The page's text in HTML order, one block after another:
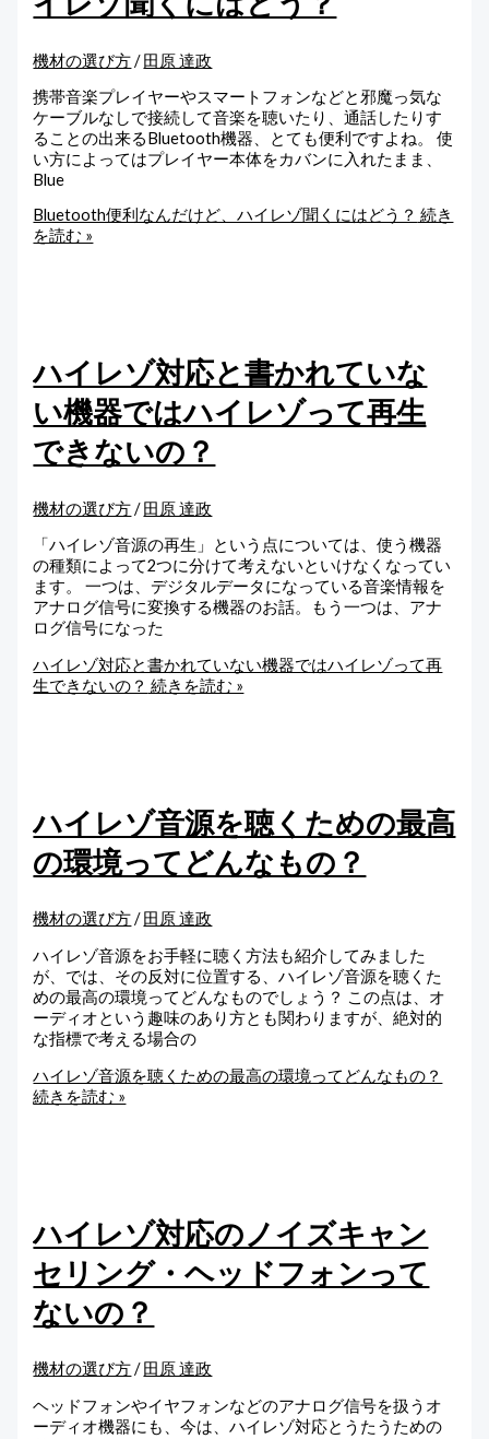
機材の選び方/田原 達政
携帯音楽プレイヤーやスマートフォンなどと邪魔っ気な
ケーブルなしで接続して音楽を聴いたり、通話したりす
ることの出来るBluetooth機器、とても便利ですよね。 使
い方によってはプレイヤー本体をカバンに入れたまま、
Blue
Bluetooth便利なんだけど、ハイレゾ聞くにはどう？ 続き
を読む »
ハイレゾ対応と書かれていな
い機器ではハイレゾって再生
できないの？
機材の選び方/田原 達政
「ハイレゾ音源の再生」という点については、使う機器
の種類によって2つに分けて考えないといけなくなってい
ます。 一つは、デジタルデータになっている音楽情報を
アナログ信号に変換する機器のお話。もう一つは、アナ
ログ信号になった
ハイレゾ対応と書かれていない機器ではハイレゾって再
生できないの？ 続きを読む »
ハイレゾ音源を聴くための最高
の環境ってどんなもの？
機材の選び方/ 田原 達政
ハイレゾ音源をお手軽に聴く方法も紹介してみました
が、では、その反対に位置する、ハイレゾ音源を聴くた
めの最高の環境ってどんなものでしょう？ この点は、オ
ーディオという趣味のあり方とも関わりますが、絶対的
な指標で考える場合の
ハイレゾ音源を聴くための最高の環境ってどんなもの？
続きを読む »
ハイレゾ対応のノイズキャン
セリング・ヘッドフォンって
ないの？
機材の選び方/田原 達政
ヘッドフォンやイヤフォンなどのアナログ信号を扱うオ
ーディオ機器にも、今は、ハイレゾ対応とうたうための